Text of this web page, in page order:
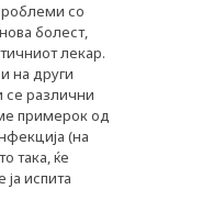
со
болест,
лекар.
на други
се различни
примерок од
(на
така, ќе
испита